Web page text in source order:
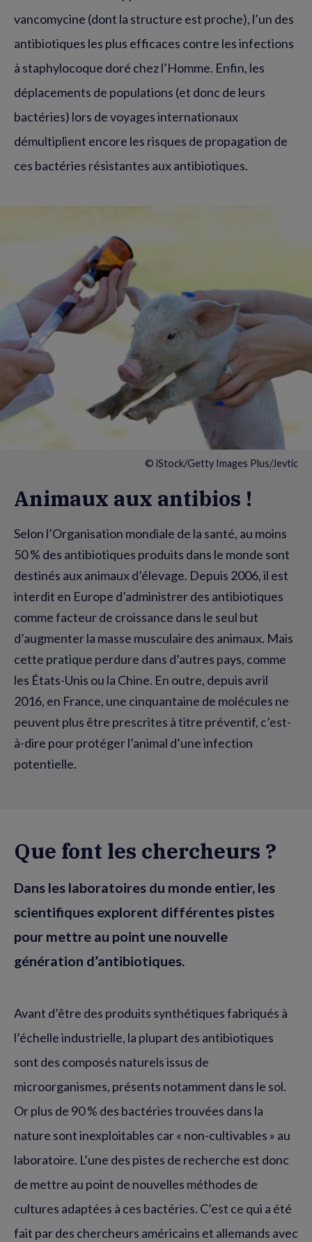
vancomycine (dont la structure est proche), l’un des
antibiotiques les plus efficaces contre les infections
à staphylocoque doré chez l’Homme. Enfin, les
déplacements de populations (et donc de leurs
bactéries) lors de voyages internationaux
démultiplient encore les risques de propagation de
ces bactéries résistantes aux antibiotiques.
Animaux aux antibios !
Selon l’Organisation mondiale de la santé, au moins
50 % des antibiotiques produits dans le monde sont
destinés aux animaux d’élevage. Depuis 2006, il est
interdit en Europe d’administrer des antibiotiques
comme facteur de croissance dans le seul but
d’augmenter la masse musculaire des animaux. Mais
cette pratique perdure dans d’autres pays, comme
les États-Unis ou la Chine. En outre, depuis avril
2016, en France, une cinquantaine de molécules ne
peuvent plus être prescrites à titre préventif, c’est-
à-dire pour protéger l’animal d’une infection
potentielle.
© iStock/Getty Images Plus/Jevtic
Que font les chercheurs ?
Dans les laboratoires du monde entier, les
scientifiques explorent différentes pistes
pour mettre au point une nouvelle
génération d’antibiotiques.
Avant d’être des produits synthétiques fabriqués à
l’échelle industrielle, la plupart des antibiotiques
sont des composés naturels issus de
microorganismes, présents notamment dans le sol.
Or plus de 90 % des bactéries trouvées dans la
nature sont inexploitables car « non-cultivables » au
laboratoire. L’une des pistes de recherche est donc
de mettre au point de nouvelles méthodes de
cultures adaptées à ces bactéries. C’est ce qui a été
fait par des chercheurs américains et allemands avec